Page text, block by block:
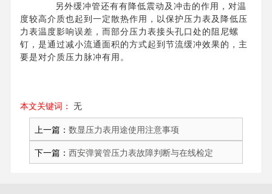
另外缓冲管还有有降低震动及冲击的作用，对温
度较高介质也起到一定散热作用，以保护压力表及降低压
力表温度影响误差，而部分压力表接头孔口处的阻尼螺
钉，是通过减小流通面积的方式起到节流缓冲效果的，主
要是对介质压力脉冲有用。
本文关键词： 无
上一篇： 数显压力表用途使用注意事项
下一篇： 西安弹簧管压力表故障判断与在线检定